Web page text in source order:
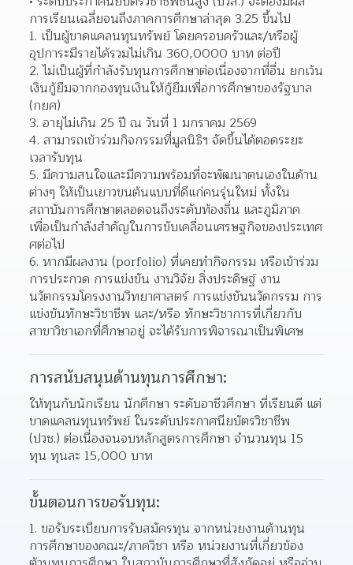
การเรียนเฉลี่ยจนถึงภาคการศึกษาล่าสุด 3.25 ขึ้นไป
เป็นผู้ขาดแคลนทุนทรัพย์ โดยครอบครัวและ/หรือผู้
อุปการะมีรายได้รวมไม่เกิน 360,0000 บาท ต่อปี
ไม่เป็นผู้ที่กำลังรับทุนการศึกษาต่อเนื่องจากที่อื่น ยกเว้น
เงินกู้ยืมจากกองทุนเงินให้กู้ยืมเพื่อการศึกษาของรัฐบาล
(กยศ)
อายุไม่เกิน 25 ปี ณ วันที่ 1 มกราคม 2569
สามารถเข้าร่วมกิจกรรมที่มูลนิธิฯ จัดขึ้นได้ตอดระยะ
เวลารับทุน
มีความสนใจและมีความพร้อมที่จะพัฒนาตนเองในด้าน
ต่างๆ ให้เป็นเยาวขนต้นแบบที่ดีแก่คนรุ่นใหม่ ทั้งใน
สถาบันการศึกษาตลอดจนถึงระดับท้องถิ่น และภูมิภาค
เพื่อเป็นกำลังสำคัญในการขับเคลื่อนเศรษฐกิจของประเทศ
ศต่อไป
หากมีผลงาน (porfolio) ที่เคยทำกิจกรรม หรือเข้าร่วม
การประกวด การแข่งขัน งานวิจัย สิ่งประดิษฐ์ งาน
นวัตกรรมโครงงานวิทยาศาสตร์ การแข่งขันนวัดกรรม การ
แข่งขันทักษะวิชาชีพ และ/หรือ ทักษะวิชาการที่เกี่ยวกับ
สาขาวิชาเอกที่ศึกษาอยู่ จะได้รับการพิจารณาเป็นพิเศษ
การสนับสนุนด้านทุนการศึกษา:
ให้ทุนกับนักเรียน นักศึกษา ระดับอาชีวศึกษา ที่เรียนดี แต่
ขาดแคลนทุนทรัพย์ ในระดับประกาศนียบัตรวิชาชีพ
(ปวช.) ต่อเนื่องจนจบหลักสูตรการศึกษา จำนวนทุน 15
ทุน ทุนละ 15,000 บาท
ขั้นตอนการขอรับทุน:
ขอรับระเบียบการรับสมัครทุน จากหน่วยงานด้านทุน
การศึกษาของคณะ/ภาควิชา หรือ หน่วยงานที่เกี่ยวข้อง